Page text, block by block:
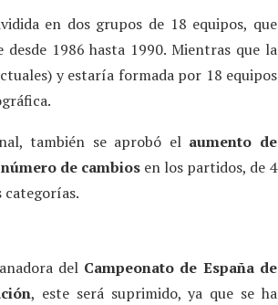
en dos grupos de 18 equipos, que
1986 hasta 1990. Mientras que la
y estaría formada por 18 equipos
también se aprobó el aumento de
número de cambiosen los partidos, de 4
categorías.
del Campeonato de España de
, este será suprimido, ya que se ha